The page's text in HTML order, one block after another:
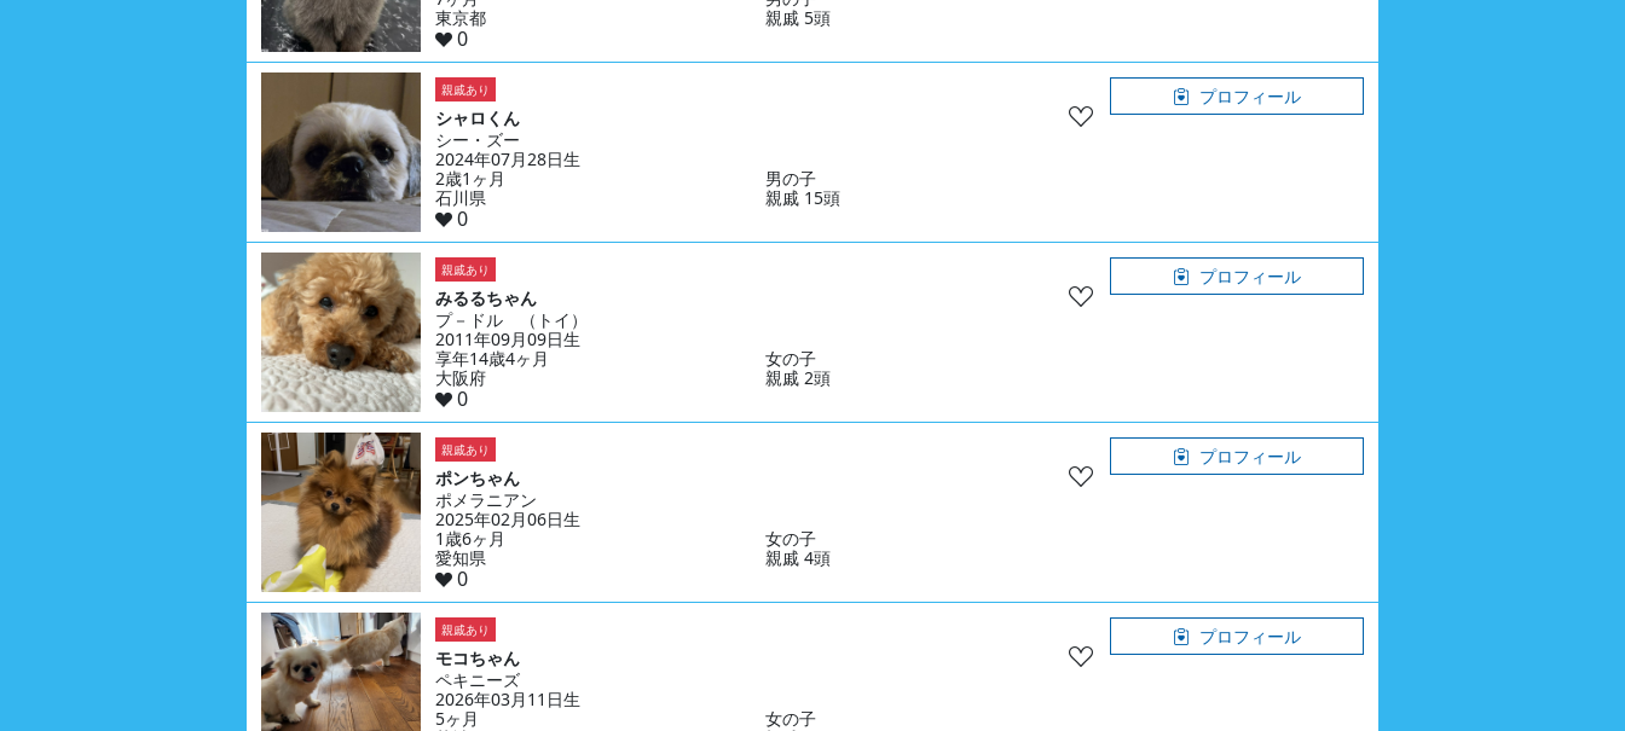
東京都
親戚 5頭
0
親戚あり
シャロくん
シー・ズー
2024年07月28日生
2歳1ヶ月
男の子
石川県
親戚 15頭
0
プロフィール
親戚あり
みるるちゃん
プ－ドル （トイ）
2011年09月09日生
享年14歳4ヶ月
女の子
大阪府
親戚 2頭
0
プロフィール
親戚あり
ポンちゃん
ポメラニアン
2025年02月06日生
1歳6ヶ月
女の子
愛知県
親戚 4頭
0
プロフィール
親戚あり
モコちゃん
ペキニーズ
2026年03月11日生
5ヶ月
女の子
プロフィール